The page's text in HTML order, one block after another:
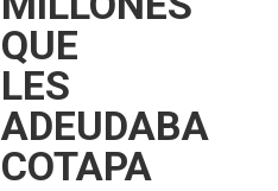
QUE
LES
ADEUDABA
COTAPA